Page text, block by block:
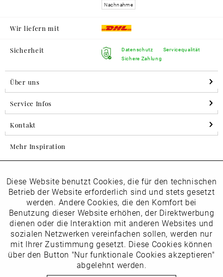
Nachnahme
Wir liefern mit
Sicherheit
Datenschutz
Sichere Zahlung
Servicequalität
Über uns
Service Infos
Kontakt
Mehr Inspiration
Folgen Sie uns auf Instagram
horsch_schuhe
Newsletter
Datenschutzbestimmungenhabe ich zur Kenntnis
Funktionale Aktiv
Marketing Inaktiv
Tracking Inaktiv
Inaktiv
Diese Website benutzt Cookies, die für den technischen
Betrieb der Website erforderlich sind und stets gesetzt
werden. Andere Cookies, die den Komfort bei
Benutzung dieser Website erhöhen, der Direktwerbung
dienen oder die Interaktion mit anderen Websites und
sozialen Netzwerken vereinfachen sollen, werden nur
mit Ihrer Zustimmung gesetzt. Diese Cookies können
über den Button "Nur funktionale Cookies akzeptieren"
abgelehnt werden.